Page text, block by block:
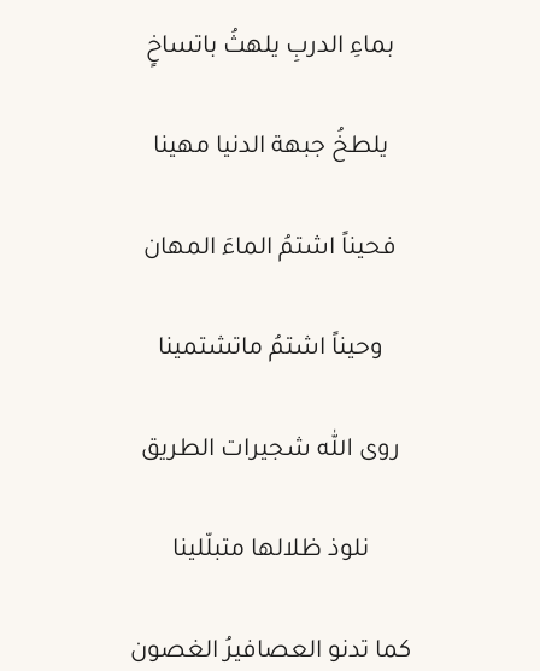
بماءِ الدربِ يلهثُ باتساخٍ
يلطخُ جبهة الدنيا مهينا
فحيناً اشتمُ الماءَ المهان
وحيناً اشتمُ ماتشتمينا
روى الله شجيرات الطريق
نلوذ ظلالها متبلّلينا
كما تدنو العصافيرُ الغصون